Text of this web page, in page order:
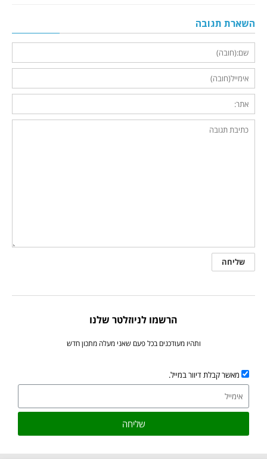
השארת תגובה
הרשמו לניוזלטר שלנו
ותהיו מעודכנים בכל פעם שאני מעלה מתכון חדש
מאשר קבלת דיוור במייל.
שליחה